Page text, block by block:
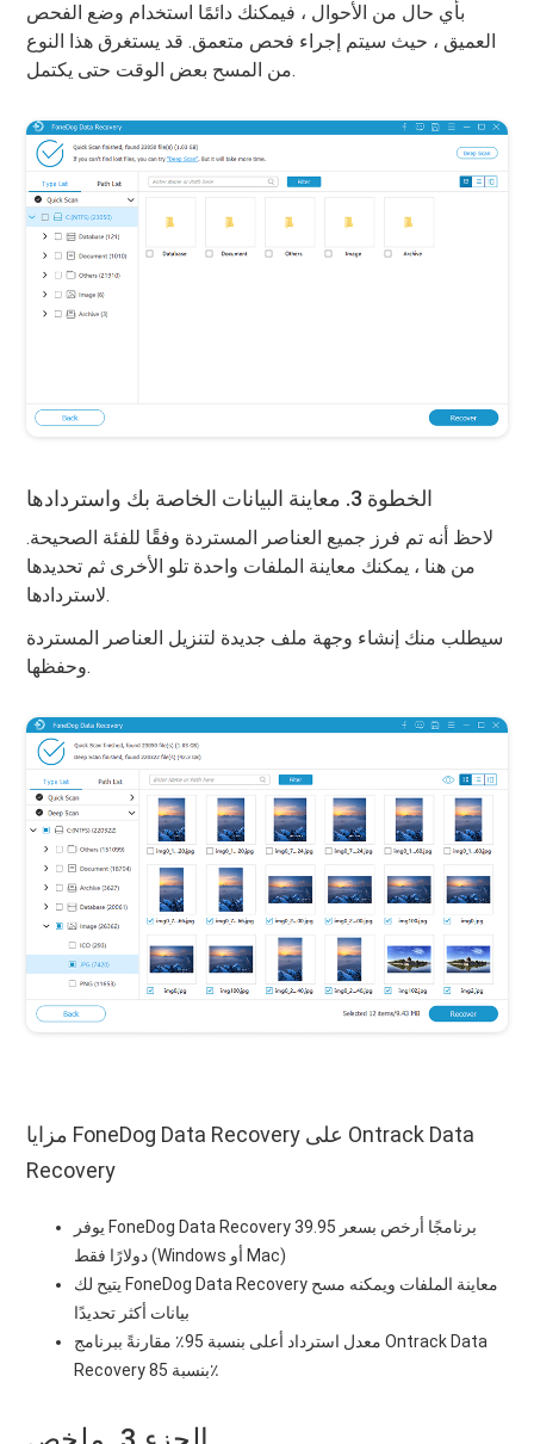
بأي حال من الأحوال ، فيمكنك دائمًا استخدام وضع الفحص
العميق ، حيث سيتم إجراء فحص متعمق. قد يستغرق هذا النوع
من المسح بعض الوقت حتى يكتمل.
الخطوة 3. معاينة البيانات الخاصة بك واستردادها
لاحظ أنه تم فرز جميع العناصر المستردة وفقًا للفئة الصحيحة.
من هنا ، يمكنك معاينة الملفات واحدة تلو الأخرى ثم تحديدها
لاستردادها.
سيطلب منك إنشاء وجهة ملف جديدة لتنزيل العناصر المستردة
وحفظها.
مزايا FoneDog Data Recovery على Ontrack Data
Recovery
يوفر FoneDog Data Recovery برنامجًا أرخص بسعر 39.95
دولارًا فقط (Windows أو Mac)
يتيح لك FoneDog Data Recovery معاينة الملفات ويمكنه مسح
بيانات أكثر تحديدًا
معدل استرداد أعلى بنسبة 95٪ مقارنةً ببرنامج Ontrack Data
Recovery بنسبة 85٪